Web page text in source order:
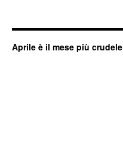
Aprile è il mese più crudele